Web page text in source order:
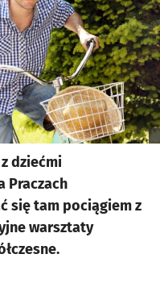
dziećmi
Praczach
się tam pociągiem z
warsztaty